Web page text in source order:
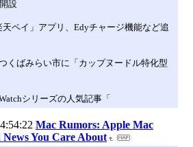
設
天ペイ」アプリ、Edyチャージ機能など追
くばみらい市に「カップヌードル特化型
シリーズの人気記事「
Mac Rumors: Apple Mac
You Care About